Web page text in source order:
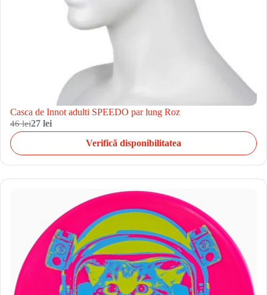
Casca de Innot adulti SPEEDO par lung Roz
46 lei27 lei
Verifică disponibilitatea